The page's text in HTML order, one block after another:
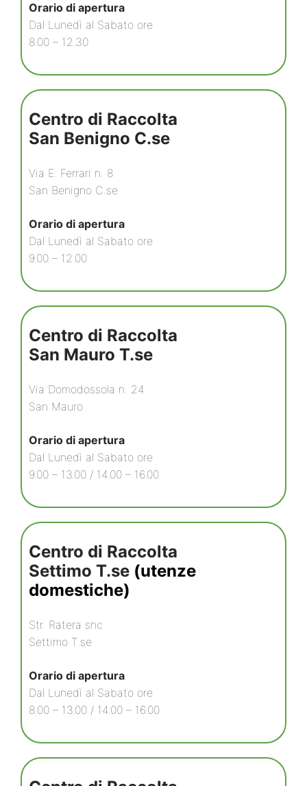
Orario di apertura
Dal Lunedì al Sabato ore
8.00 – 12.30
Centro di Raccolta
San Benigno C.se
Via E. Ferrari n. 8
San Benigno C.se
Orario di apertura
Dal Lunedì al Sabato ore
9.00 – 12.00
Centro di Raccolta
San Mauro T.se
Via Domodossola n. 24
San Mauro
Orario di apertura
Dal Lunedì al Sabato ore
9.00 – 13.00 / 14.00 – 16.00
Centro di Raccolta
Settimo T.se (utenze
domestiche)
Str. Ratera snc
Settimo T.se
Orario di apertura
Dal Lunedì al Sabato ore
8.00 – 13.00 / 14.00 – 16.00